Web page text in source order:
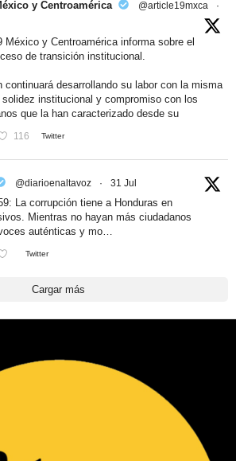
y Centroamérica @article19mxca
·
México y Centroamérica informa sobre el
de transición institucional.
continuará desarrollando su labor con la misma
solidez institucional y compromiso con los
que la han caracterizado desde su
116 Twitter
@diarioenaltavoz · 31 Jul
: La corrupción tiene a Honduras en
Mientras no hayan más ciudadanos
auténticas y mo…
Twitter
Cargar más